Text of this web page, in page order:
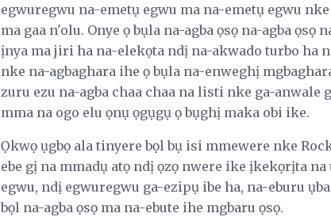
egwuregwu na-emetụ egwu ma na-emetụ egwu
ma gaa n'olu. Onye ọ bụla na-agba ọsọ na-agba
ịnya ma jiri ha na-elekọta ndị na-akwado turbo ha
nke na-agbaghara ihe ọ bụla na-enweghị
zuru ezu na-agba chaa chaa na listi nke ga-anwale
mma na ogo elu ọnụ ọgụgụ ọ bụghị maka obi ike.
Ọkwọ ụgbọ ala tinyere bọl bụ isi mmewere nke
ebe gị na mmadụ atọ ndị ọzọ nwere ike ịkekọrịta
egwu, ndị egwuregwu ga-ezipụ ibe ha, na-eburu
bọl na-agba ọsọ ma na-ebute ihe mgbaru ọsọ.